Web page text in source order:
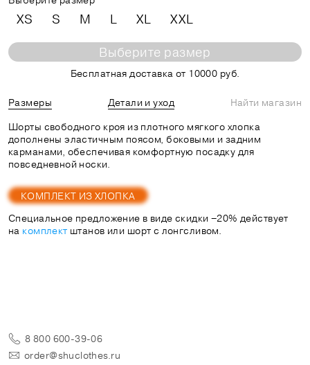
XS S M L XL XXL
Выберите размер
Бесплатная доставка от 10000 руб.
Размеры Детали и уход
Найти магазин
Шорты свободного кроя из плотного мягкого хлопка
дополнены эластичным поясом, боковыми и задним
карманами, обеспечивая комфортную посадку для
повседневной носки.
КОМПЛЕКТ ИЗ ХЛОПКА
Специальное предложение в виде скидки −20% действует
на комплект штанов или шорт с лонгсливом.
8 800 600-39-06
order@shuclothes.ru